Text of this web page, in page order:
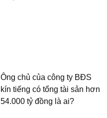
Ông chủ của công ty BĐS
kín tiếng có tổng tài sản hơn
54.000 tỷ đồng là ai?